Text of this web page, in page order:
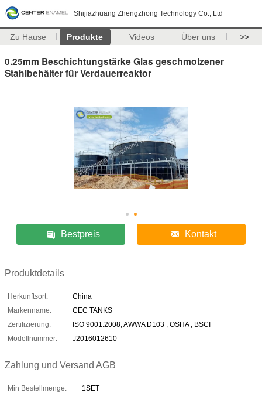
Shijiazhuang Zhengzhong Technology Co., Ltd
Zu Hause Produkte Videos Über uns >>
0.25mm Beschichtungstärke Glas geschmolzener
Stahlbehälter für Verdauerreaktor
Bestpreis Kontakt
Produktdetails
Herkunftsort:
China
Markenname:
CEC TANKS
Zertifizierung:
ISO 9001:2008, AWWA D103 , OSHA , BSCI
Modellnummer:
J2016012610
Zahlung und Versand AGB
Min Bestellmenge:
1SET